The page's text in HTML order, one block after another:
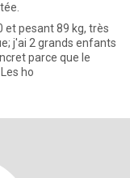
et pesant 89 kg, très
j'ai 2 grands enfants
parce que le
ho